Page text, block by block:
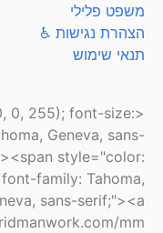
משפט פלילי
הצהרת נגישות ♿
תנאי שימוש
0, 255); font-size:
Geneva, sans-
style="color:
family: Tahoma,
sans-serif;"><a